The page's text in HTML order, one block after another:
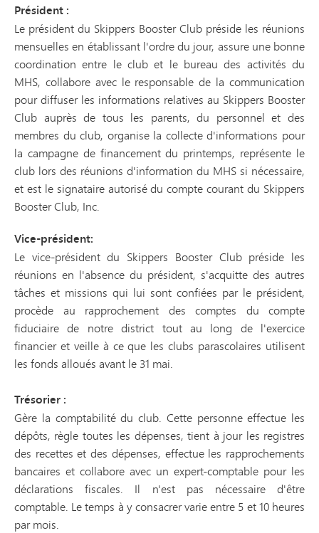
Président :
Le président du Skippers Booster Club préside les réunions
mensuelles en établissant l'ordre du jour, assure une bonne
coordination entre le club et le bureau des activités du
MHS, collabore avec le responsable de la communication
pour diffuser les informations relatives au Skippers Booster
Club auprès de tous les parents, du personnel et des
membres du club, organise la collecte d'informations pour
la campagne de financement du printemps, représente le
club lors des réunions d'information du MHS si nécessaire,
et est le signataire autorisé du compte courant du Skippers
Booster Club, Inc.
Vice-président:
Le vice-président du Skippers Booster Club préside les
réunions en l'absence du président, s'acquitte des autres
tâches et missions qui lui sont confiées par le président,
procède au rapprochement des comptes du compte
fiduciaire de notre district tout au long de l'exercice
financier et veille à ce que les clubs parascolaires utilisent
les fonds alloués avant le 31 mai.
Trésorier :
Gère la comptabilité du club. Cette personne effectue les
dépôts, règle toutes les dépenses, tient à jour les registres
des recettes et des dépenses, effectue les rapprochements
bancaires et collabore avec un expert-comptable pour les
déclarations fiscales. Il n'est pas nécessaire d'être
comptable. Le temps à y consacrer varie entre 5 et 10 heures
par mois.